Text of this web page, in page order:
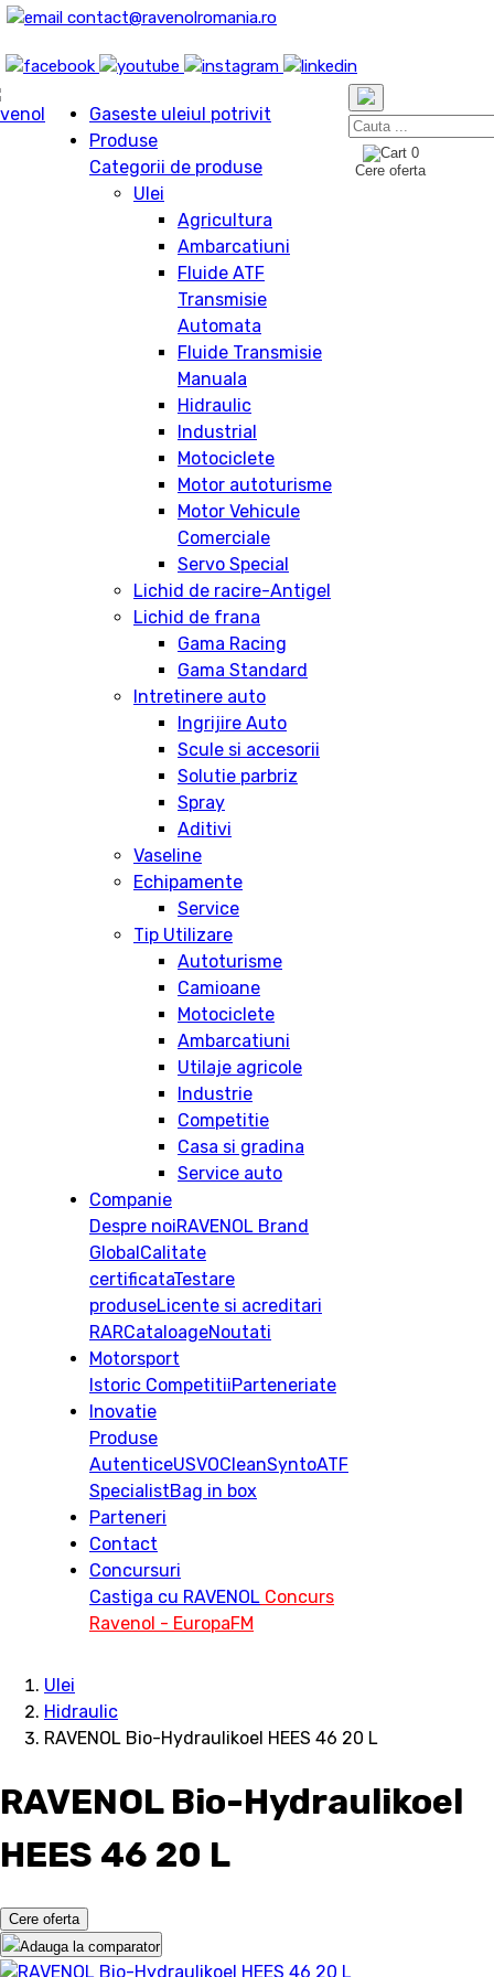
contact@ravenolromania.ro
Gaseste uleiul potrivit
Produse
Categorii de produse
Ulei
Agricultura
Ambarcatiuni
Fluide ATF
Transmisie
Automata
Fluide Transmisie
Manuala
Hidraulic
Industrial
Motociclete
Motor autoturisme
Motor Vehicule
Comerciale
Servo Special
Lichid de racire-Antigel
Lichid de frana
Gama Racing
Gama Standard
Intretinere auto
Ingrijire Auto
Scule si accesorii
Solutie parbriz
Spray
Aditivi
Vaseline
Echipamente
Service
Tip Utilizare
Autoturisme
Camioane
Motociclete
Ambarcatiuni
Utilaje agricole
Industrie
Competitie
Casa si gradina
Service auto
Companie
Despre noiRAVENOL Brand
GlobalCalitate
certificataTestare
produseLicente si acreditari
RARCataloageNoutati
Motorsport
Istoric CompetitiiParteneriate
Inovatie
Produse
AutenticeUSVOCleanSyntoATF
SpecialistBag in box
Parteneri
Contact
Concursuri
Castiga cu RAVENOL Concurs
Ravenol - EuropaFM
0
Cere oferta
Ulei
Hidraulic
RAVENOL Bio-Hydraulikoel HEES 46 20 L
RAVENOL Bio-Hydraulikoel
HEES 46 20 L
Cere oferta
Adauga la comparator